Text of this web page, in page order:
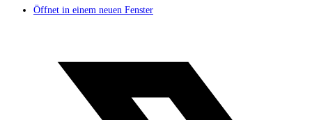
Öffnet in einem neuen Fenster